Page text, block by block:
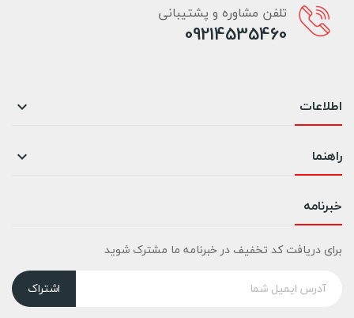
تلفن مشاوره و پشتیبانی
09214535460
اطلاعات 
راهنما 
خبرنامه
برای دریافت کد تخفیف در خبرنامه ما مشترک شوید
اشتراک